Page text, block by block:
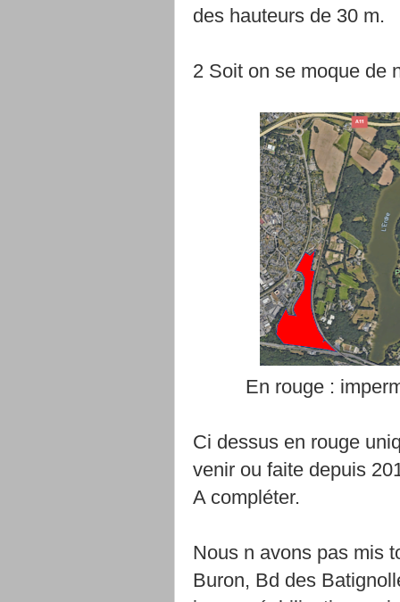
des hauteurs de 30 m.
2 Soit on se moque de
En rouge :
Ci dessus en rouge
venir ou faite depuis
A compléter.
Nous n avons pas mis
Buron, Bd des